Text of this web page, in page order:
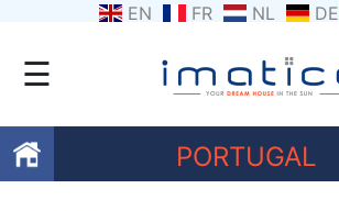
EN FR NL DE
☰
PORTUGAL